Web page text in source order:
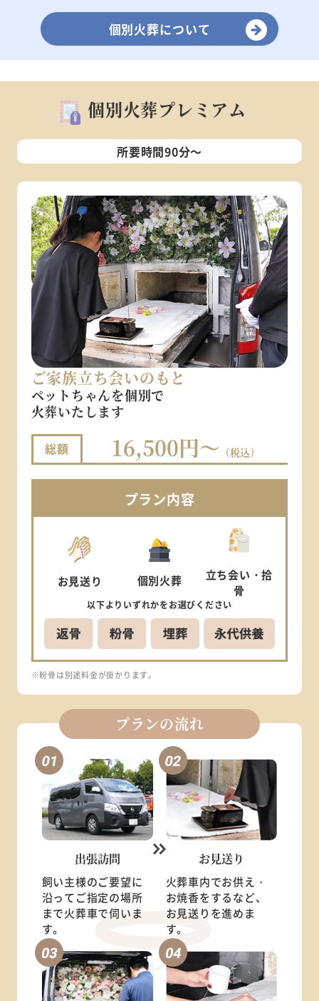
個別火葬について
個別火葬プレミアム
所要時間90分～
ご家族立ち会いのもと
ペットちゃんを個別で
火葬いたします
総額 16,500円～ （税込）
プラン内容
お見送り 個別火葬 立ち会い ・拾
骨
以下より いずれかをお選びください
※粉骨は別途料金が掛かります。
プランの流れ
出張訪問
飼い主様のご要望に
沿ってご指定の場所
まで火葬車で伺いま
す。
お見送り
火葬車内でお供え・
お焼香をするなど、
お見送りを進めま
す。